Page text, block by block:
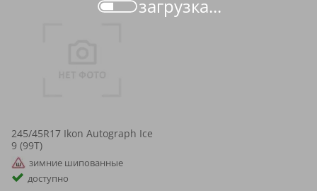
загрузка...
245/45R17 Ikon Autograph Ice
9 (99T)
зимние шипованные
доступно